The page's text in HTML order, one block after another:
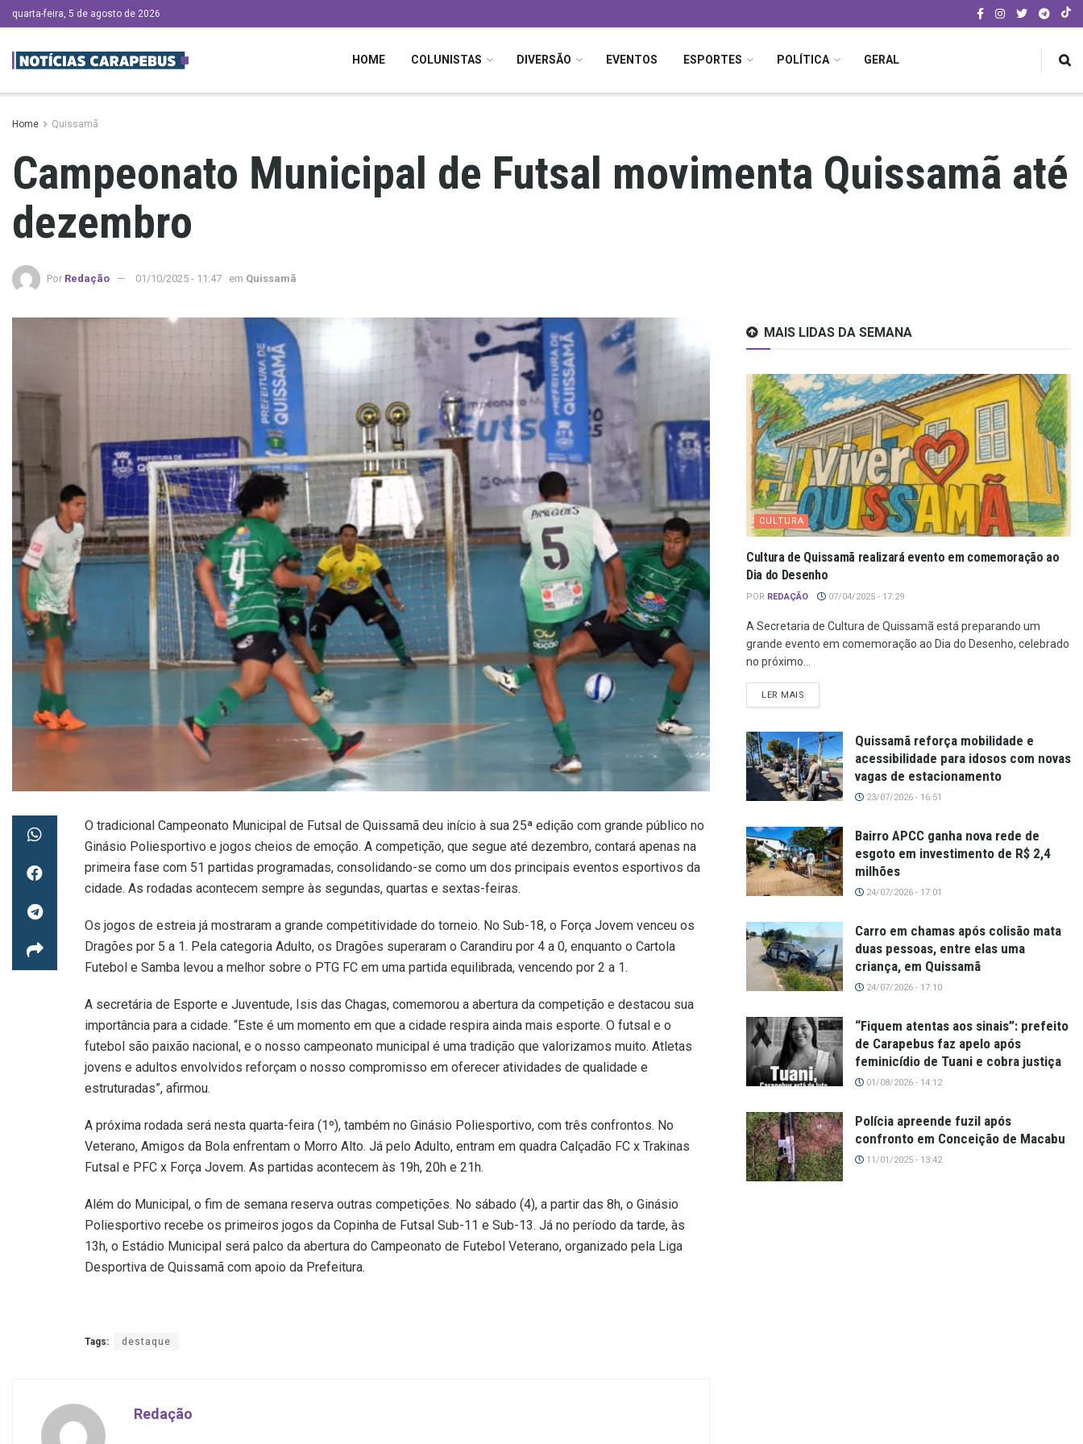
quarta-feira, 5 de agosto de 2026
HOME COLUNISTAS DIVERSÃO EVENTOS ESPORTES POLÍTICA GERAL
Home Quissamã
Campeonato Municipal de Futsal movimenta Quissamã até
dezembro
Por Redação 01/10/2025 - 11:47 em Quissamã
O tradicional Campeonato Municipal de Futsal de Quissamã deu início à sua 25ª edição com grande público no
Ginásio Poliesportivo e jogos cheios de emoção. A competição, que segue até dezembro, contará apenas na
primeira fase com 51 partidas programadas, consolidando-se como um dos principais eventos esportivos da
cidade. As rodadas acontecem sempre às segundas, quartas e sextas-feiras.
Os jogos de estreia já mostraram a grande competitividade do torneio. No Sub-18, o Força Jovem venceu os
Dragões por 5 a 1. Pela categoria Adulto, os Dragões superaram o Carandiru por 4 a 0, enquanto o Cartola
Futebol e Samba levou a melhor sobre o PTG FC em uma partida equilibrada, vencendo por 2 a 1.
A secretária de Esporte e Juventude, Isis das Chagas, comemorou a abertura da competição e destacou sua
importância para a cidade. “Este é um momento em que a cidade respira ainda mais esporte. O futsal e o
futebol são paixão nacional, e o nosso campeonato municipal é uma tradição que valorizamos muito. Atletas
jovens e adultos envolvidos reforçam o nosso compromisso em oferecer atividades de qualidade e
estruturadas”, afirmou.
A próxima rodada será nesta quarta-feira (1º), também no Ginásio Poliesportivo, com três confrontos. No
Veterano, Amigos da Bola enfrentam o Morro Alto. Já pelo Adulto, entram em quadra Calçadão FC x Trakinas
Futsal e PFC x Força Jovem. As partidas acontecem às 19h, 20h e 21h.
Além do Municipal, o fim de semana reserva outras competições. No sábado (4), a partir das 8h, o Ginásio
Poliesportivo recebe os primeiros jogos da Copinha de Futsal Sub-11 e Sub-13. Já no período da tarde, às
13h, o Estádio Municipal será palco da abertura do Campeonato de Futebol Veterano, organizado pela Liga
Desportiva de Quissamã com apoio da Prefeitura.
Tags: destaque
Redação
MAIS LIDAS DA SEMANA
CULTURA
Cultura de Quissamã realizará evento em comemoração ao
Dia do Desenho
POR REDAÇÃO 07/04/2025 - 17:29
A Secretaria de Cultura de Quissamã está preparando um
grande evento em comemoração ao Dia do Desenho, celebrado
no próximo...
LER MAIS
Quissamã reforça mobilidade e
acessibilidade para idosos com novas
vagas de estacionamento
23/07/2026 - 16:51
Bairro APCC ganha nova rede de
esgoto em investimento de R$ 2,4
milhões
24/07/2026 - 17:01
Carro em chamas após colisão mata
duas pessoas, entre elas uma
criança, em Quissamã
24/07/2026 - 17:10
“Fiquem atentas aos sinais”: prefeito
de Carapebus faz apelo após
feminicídio de Tuani e cobra justiça
01/08/2026 - 14:12
Polícia apreende fuzil após
confronto em Conceição de Macabu
11/01/2025 - 13:42